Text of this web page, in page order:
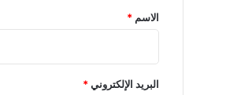
*
الاسم *
البريد الإلكتروني*